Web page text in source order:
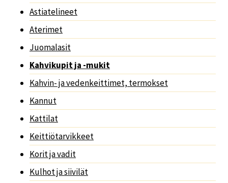
Astiatelineet
Aterimet
Juomalasit
Kahvikupit ja -mukit
Kahvin- ja vedenkeittimet, termokset
Kannut
Kattilat
Keittiötarvikkeet
Korit ja vadit
Kulhot ja siivilät